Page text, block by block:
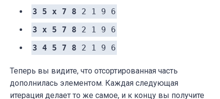
3 5 x 7 8 2 1 9 6
3 x 5 7 8 2 1 9 6
3 4 5 7 8 2 1 9 6
Теперь вы видите, что отсортированная часть
дополнилась элементом. Каждая следующая
итерация делает то же самое, и к концу вы получите